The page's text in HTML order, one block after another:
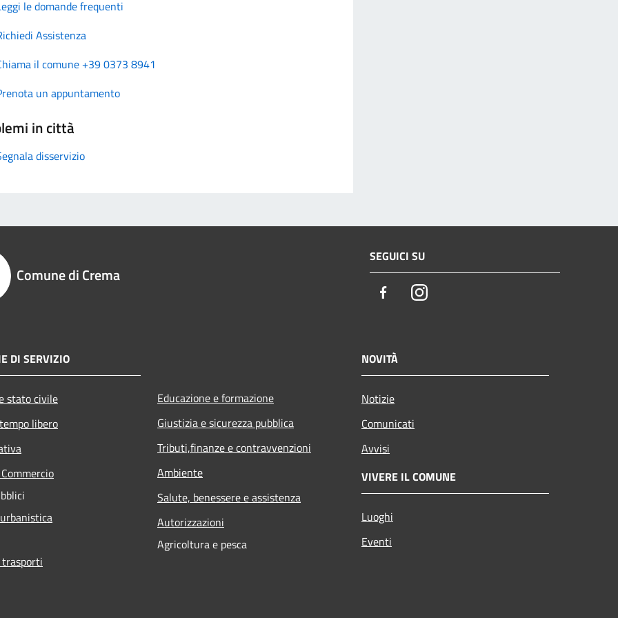
le domande frequenti
Assistenza
il comune +39 0373 8941
un appuntamento
in città
disservizio
Comune di Crema
SEGUICI SU
FacebookInstagram
DI SERVIZIO
stato civile
libero
Educazione e formazione
Giustizia e sicurezza pubblica
Tributi,finanze e contravvenzioni
Ambiente
Salute, benessere e assistenza
Autorizzazioni
Agricoltura e pesca
NOVITÀ
Notizie
Comunicati
Avvisi
VIVERE IL COMUNE
Luoghi
Eventi